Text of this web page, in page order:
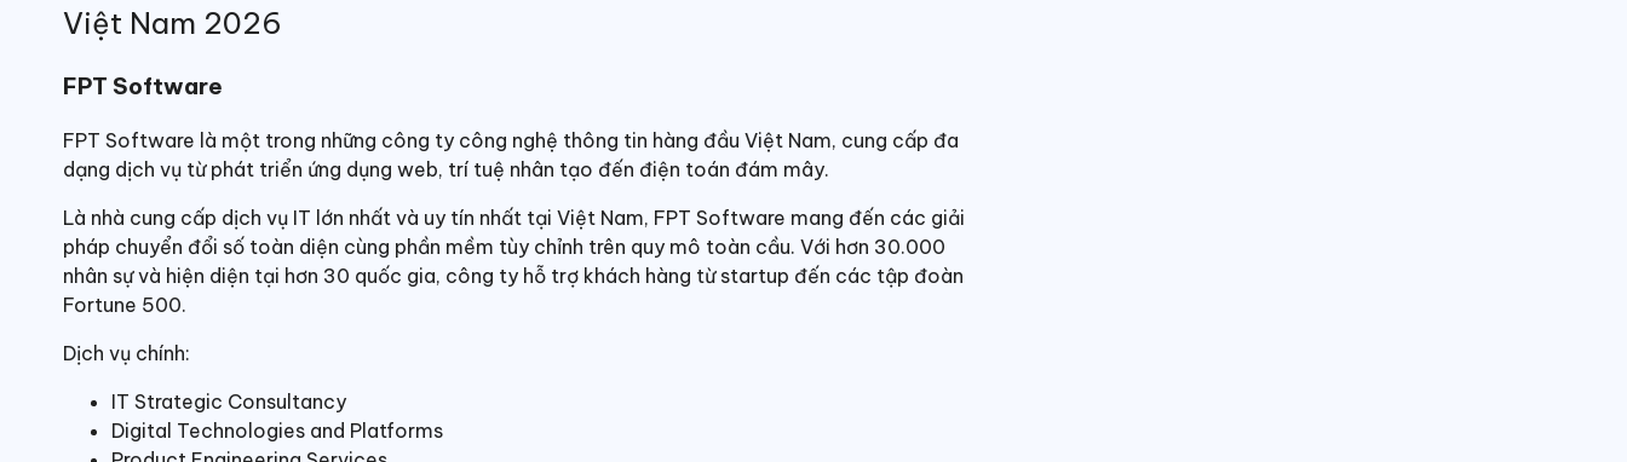
Việt Nam 2026
FPT Software
FPT Software là một trong những công ty công nghệ thông tin hàng đầu Việt Nam, cung cấp đa
dạng dịch vụ từ phát triển ứng dụng web, trí tuệ nhân tạo đến điện toán đám mây.
Là nhà cung cấp dịch vụ IT lớn nhất và uy tín nhất tại Việt Nam, FPT Software mang đến các giải
pháp chuyển đổi số toàn diện cùng phần mềm tùy chỉnh trên quy mô toàn cầu. Với hơn 30.000
nhân sự và hiện diện tại hơn 30 quốc gia, công ty hỗ trợ khách hàng từ startup đến các tập đoàn
Fortune 500.
Dịch vụ chính:
IT Strategic Consultancy
Digital Technologies and Platforms